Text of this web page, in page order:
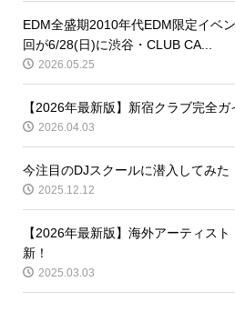
EDM全盛期2010年代EDM限定イベ
回が6/28(日)に渋谷・CLUB CA...
2026.05.25
【2026年最新版】新宿クラブ完全ガ
2026.04.03
今注目のDJスクールに潜入してみた
2025.12.12
【2026年最新版】海外アーティス
新！
2025.03.03